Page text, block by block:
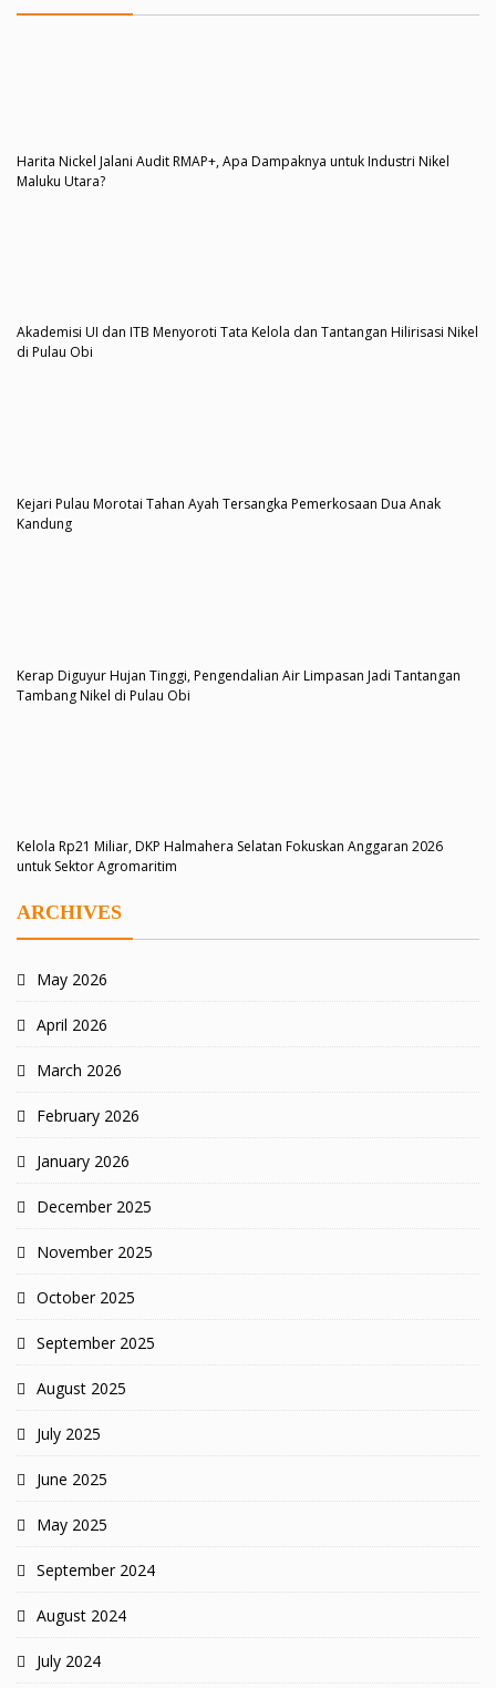
Harita Nickel Jalani Audit RMAP+, Apa Dampaknya untuk Industri Nikel
Maluku Utara?
Akademisi UI dan ITB Menyoroti Tata Kelola dan Tantangan Hilirisasi Nikel
di Pulau Obi
Kejari Pulau Morotai Tahan Ayah Tersangka Pemerkosaan Dua Anak
Kandung
Kerap Diguyur Hujan Tinggi, Pengendalian Air Limpasan Jadi Tantangan
Tambang Nikel di Pulau Obi
Kelola Rp21 Miliar, DKP Halmahera Selatan Fokuskan Anggaran 2026
untuk Sektor Agromaritim
ARCHIVES
May 2026
April 2026
March 2026
February 2026
January 2026
December 2025
November 2025
October 2025
September 2025
August 2025
July 2025
June 2025
May 2025
September 2024
August 2024
July 2024